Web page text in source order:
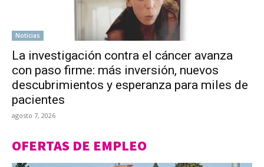
Noticias
La investigación contra el cáncer avanza
con paso firme: más inversión, nuevos
descubrimientos y esperanza para miles de
pacientes
agosto 7, 2026
OFERTAS DE EMPLEO